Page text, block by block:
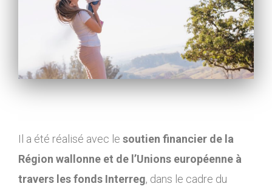
Il a été réalisé avec le soutien financier de la
Région wallonne et de l’Unions européenne à
travers les fonds Interreg, dans le cadre du